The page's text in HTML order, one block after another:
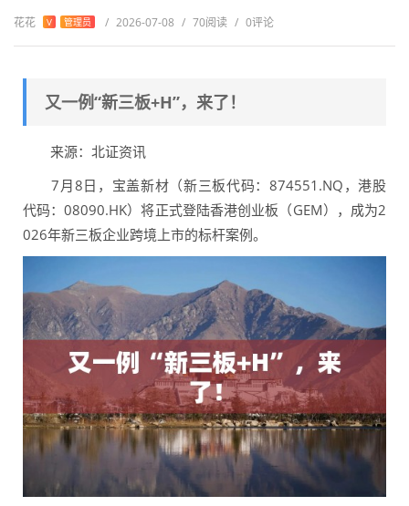
花花 V 管理员 / 2026-07-08 / 70阅读 / 0评论
又一例“新三板+H”，来了！
来源：北证资讯
7月8日，宝盖新材（新三板代码：874551.NQ，港股
代码：08090.HK）将正式登陆香港创业板（GEM），成为2
026年新三板企业跨境上市的标杆案例。